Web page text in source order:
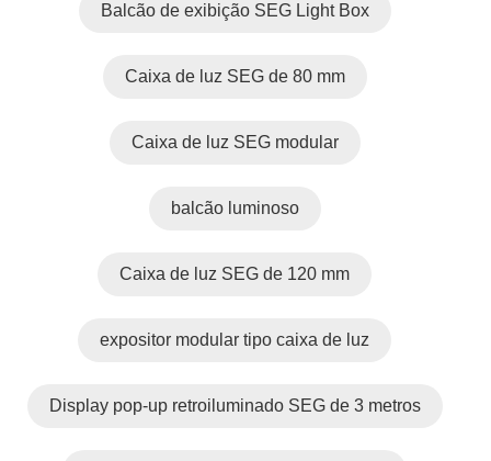
Balcão de exibição SEG Light Box
Caixa de luz SEG de 80 mm
Caixa de luz SEG modular
balcão luminoso
Caixa de luz SEG de 120 mm
expositor modular tipo caixa de luz
Display pop-up retroiluminado SEG de 3 metros